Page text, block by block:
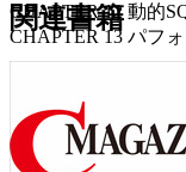
CHAPTER 12 動的
CHAPTER 13 パフ
関連書籍